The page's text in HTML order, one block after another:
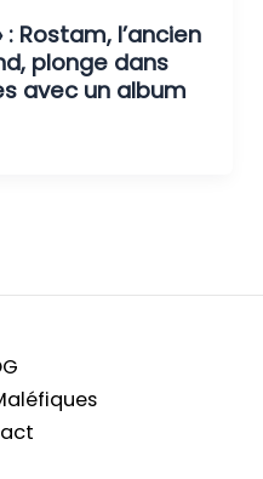
Rostam, l’ancien
plonge dans
avec un album